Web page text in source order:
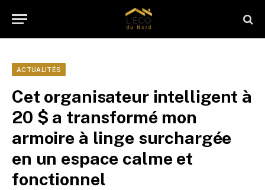
ACTUALITÉS
Cet organisateur intelligent à
20 $ a transformé mon
armoire à linge surchargée
en un espace calme et
fonctionnel